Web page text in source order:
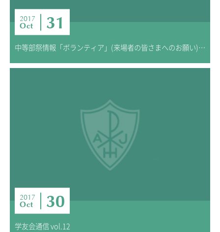
2017
Oct 31
中等部祭情報「ボランティア」(来場者の皆さまへのお願い)を更新しました
2017
Oct 30
学友会通信 vol.12